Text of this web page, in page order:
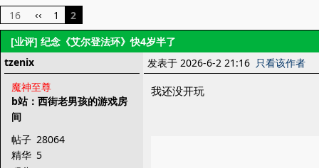
16
‹‹ 1
2
[业评] 纪念《艾尔登法环》快4岁半了
tzenix
魔神至尊
b站：西街老男孩的游戏房
间
帖子 28064
精华 5
发表于 2026-6-2 21:16 只看该作者
我还没开玩